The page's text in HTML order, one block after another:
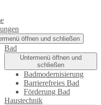
öffnen und schließen
Bad
Untermenü öffnen und
schließen
Badmodernisierung
Barrierefreies Bad
Förderung Bad
Haustechnik